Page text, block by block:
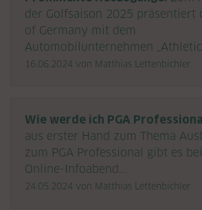
der Golfsaison 2025 präsentiert
of Germany mit dem
Automobilunternehmen
16.06.2024 von Matthias Lettenbichler
Wie werde ich PGA
aus erster Hand zum Thema
zum PGA Professional gibt es
Online-Infoabend...
24.05.2024 von Matthias Lettenbichler